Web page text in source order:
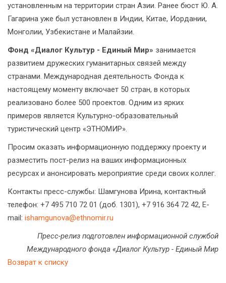
установленным на территории стран Азии. Ранее бюст Ю. А.
Гагарина уже был установлен в Индии, Китае, Иордании,
Монголии, Узбекистане и Малайзии.
Фонд «Диалог Культур - Единый Мир» занимается
развитием дружеских гуманитарных связей между
странами. Международная деятельность Фонда к
настоящему моменту включает 50 стран, в которых
реализовано более 500 проектов. Одним из ярких
примеров является Культурно-образовательный
туристический центр «ЭТНОМИР».
Просим оказать информационную поддержку проекту и
разместить пост-релиз на ваших информационных
ресурсах и анонсировать мероприятие среди своих коллег.
Контакты пресс-службы: Шамгунова Ирина, контактный
телефон: +7 495 710 72 01 (доб. 1301), +7 916 364 72 42, E-
mail: ishamgunova@ethnomir.ru
Пресс-релиз подготовлен информационной службой
Международного фонда «Диалог Культур - Единый Мир
Возврат к списку